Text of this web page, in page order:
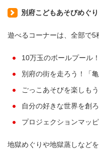
別府こどもあそびめぐり
遊べるコーナーは、全部で5
10万玉のボールプール
別府の街を走ろう！「
ごっこあそびを楽しも
自分の好きな世界を創
プロジェクションマッ
地獄めぐりや地獄蒸しなど